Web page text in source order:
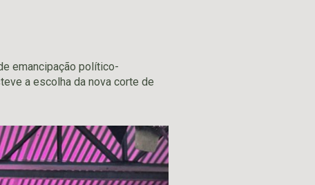
emancipação político-
a escolha da nova corte de